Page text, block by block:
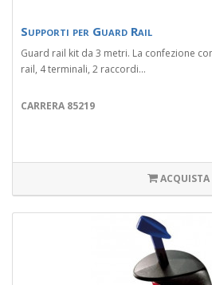
Supporti per Guard Rail
Guard rail kit da 3 metri. La confezione
rail, 4 terminali, 2 raccordi...
CARRERA 85219
ACQUISTA